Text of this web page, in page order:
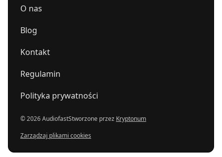
O nas
Blog
Kontakt
Regulamin
Polityka prywatności
© 2026 AudiofastStworzone przez Kryptonum
Zarządzaj plikami cookies